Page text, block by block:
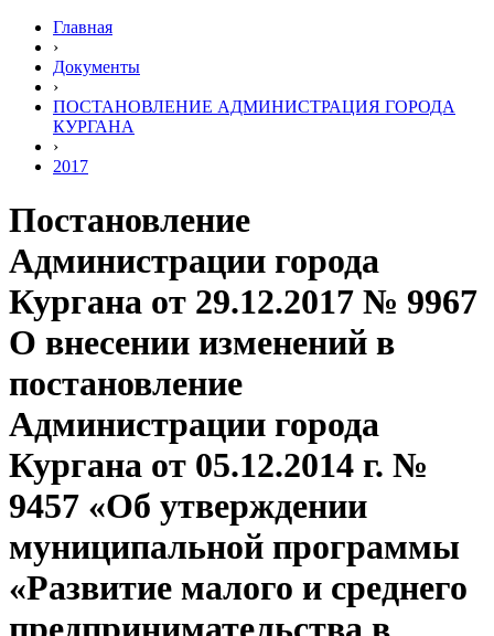
Главная
›
Документы
›
ПОСТАНОВЛЕНИЕ АДМИНИСТРАЦИЯ ГОРОДА
КУРГАНА
›
2017
Постановление
Администрации города
Кургана от 29.12.2017 № 9967
О внесении изменений в
постановление
Администрации города
Кургана от 05.12.2014 г. №
9457 «Об утверждении
муниципальной программы
«Развитие малого и среднего